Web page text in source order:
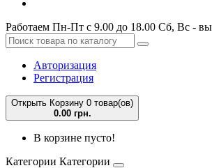
Работаем Пн-Пт с 9.00 до 18.00 Сб, Вс -
Авторизация
Регистрация
Открыть Корзину 0 товар(ов)
0.00 грн.
В корзине пусто!
Категории Категории